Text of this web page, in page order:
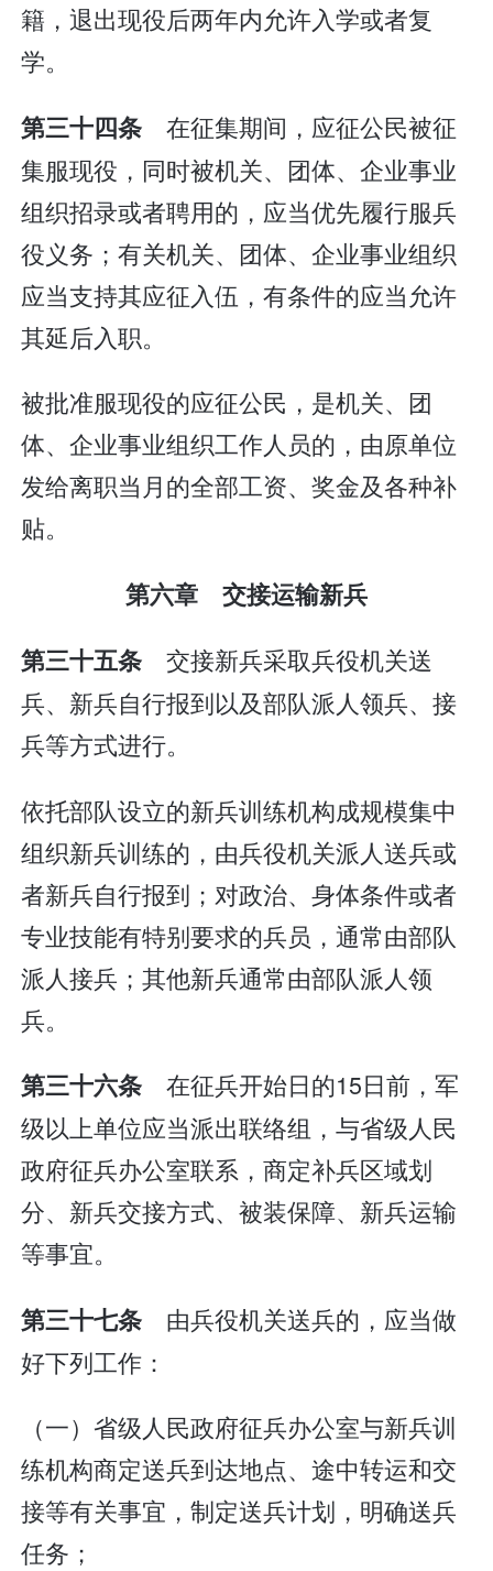
籍，退出现役后两年内允许入学或者复
学。
第三十四条 在征集期间，应征公民被征
集服现役，同时被机关、团体、企业事业
组织招录或者聘用的，应当优先履行服兵
役义务；有关机关、团体、企业事业组织
应当支持其应征入伍，有条件的应当允许
其延后入职。
被批准服现役的应征公民，是机关、团
体、企业事业组织工作人员的，由原单位
发给离职当月的全部工资、奖金及各种补
贴。
第六章 交接运输新兵
第三十五条 交接新兵采取兵役机关送
兵、新兵自行报到以及部队派人领兵、接
兵等方式进行。
依托部队设立的新兵训练机构成规模集中
组织新兵训练的，由兵役机关派人送兵或
者新兵自行报到；对政治、身体条件或者
专业技能有特别要求的兵员，通常由部队
派人接兵；其他新兵通常由部队派人领
兵。
第三十六条 在征兵开始日的15日前，军
级以上单位应当派出联络组，与省级人民
政府征兵办公室联系，商定补兵区域划
分、新兵交接方式、被装保障、新兵运输
等事宜。
第三十七条 由兵役机关送兵的，应当做
好下列工作：
（一）省级人民政府征兵办公室与新兵训
练机构商定送兵到达地点、途中转运和交
接等有关事宜，制定送兵计划，明确送兵
任务；